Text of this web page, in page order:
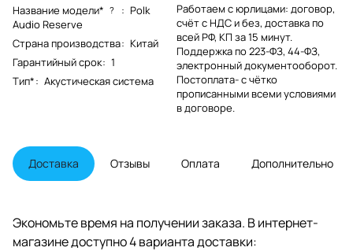
Название модели* ? : Polk
Audio Reserve
Страна производства: Китай
Гарантийный срок: 1
Тип*: Акустическая система
Работаем с юрлицами: договор,
счёт с НДС и без, доставка по
всей РФ, КП за 15 минут.
Поддержка по 223-ФЗ, 44-ФЗ,
электронный документооборот.
Постоплата- с чётко
прописанными всеми условиями
в договоре.
Доставка Отзывы Оплата Дополнительно
Экономьте время на получении заказа. В интернет-
магазине доступно 4 варианта доставки: